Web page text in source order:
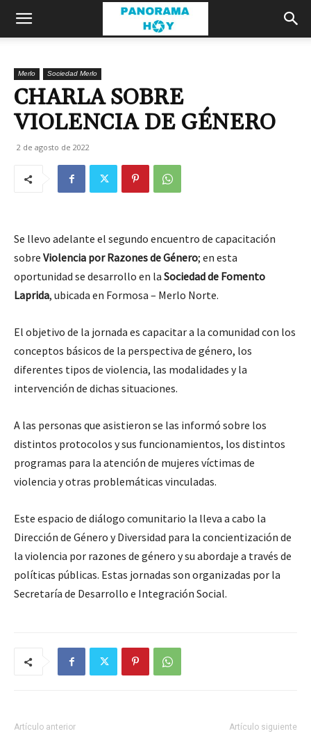
Merlo Sociedad Merlo
CHARLA SOBRE
VIOLENCIA DE GÉNERO
2 de agosto de 2022
Se llevo adelante el segundo encuentro de capacitación
sobre Violencia por Razones de Género; en esta
oportunidad se desarrollo en la Sociedad de Fomento
Laprida, ubicada en Formosa – Merlo Norte.
El objetivo de la jornada es capacitar a la comunidad con los
conceptos básicos de la perspectiva de género, los
diferentes tipos de violencia, las modalidades y la
intervención de dichas situaciones.
A las personas que asistieron se las informó sobre los
distintos protocolos y sus funcionamientos, los distintos
programas para la atención de mujeres víctimas de
violencia y otras problemáticas vinculadas.
Este espacio de diálogo comunitario la lleva a cabo la
Dirección de Género y Diversidad para la concientización de
la violencia por razones de género y su abordaje a través de
políticas públicas. Estas jornadas son organizadas por la
Secretaría de Desarrollo e Integración Social.
Artículo anterior Artículo siguiente